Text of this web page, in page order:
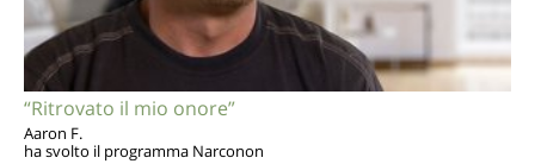
“Ritrovato il mio onore”
Aaron F.
ha svolto il programma Narconon